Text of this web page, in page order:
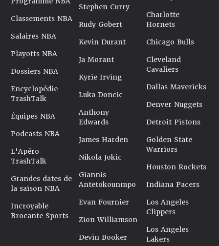
Classements NBA
Salaires NBA
Playoffs NBA
Dossiers NBA
Encyclopédie
TrashTalk
Équipes NBA
Podcasts NBA
L'Apéro
TrashTalk
Grandes dates de
la saison NBA
Incroyable
Brocante Sports
Stephen Curry
Rudy Gobert
Kevin Durant
Ja Morant
Kyrie Irving
Luka Doncic
Anthony
Edwards
James Harden
Nikola Jokic
Giannis
Antetokounmpo
Evan Fournier
Zion Williamson
Devin Booker
Charlotte
Hornets
Chicago Bulls
Cleveland
Cavaliers
Dallas Mavericks
Denver Nuggets
Detroit Pistons
Golden State
Warriors
Houston Rockets
Indiana Pacers
Los Angeles
Clippers
Los Angeles
Lakers